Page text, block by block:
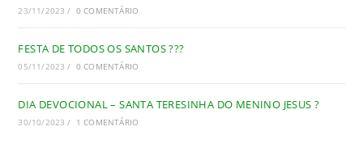
23/11/2023 / 0 COMENTÁRIO
FESTA DE TODOS OS SANTOS ???
05/11/2023 / 0 COMENTÁRIO
DIA DEVOCIONAL – SANTA TERESINHA DO MENINO JESUS ?
30/10/2023 / 1 COMENTÁRIO